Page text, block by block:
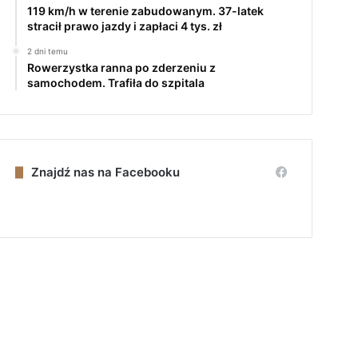
119 km/h w terenie zabudowanym. 37-latek
stracił prawo jazdy i zapłaci 4 tys. zł
2 dni temu
Rowerzystka ranna po zderzeniu z
samochodem. Trafiła do szpitala
Znajdź nas na Facebooku